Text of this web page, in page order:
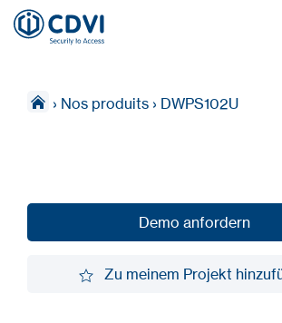
› Nos produits › DWPS102U
Demo anfordern
Zu meinem Projekt